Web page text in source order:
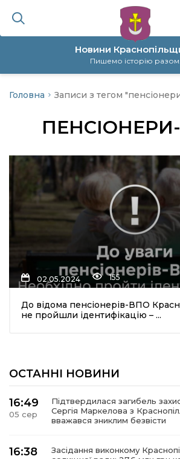
Новини
Пишемо історію разом.
політика
Головна Записи з тегом
02.05.2024 155
До відома пенсіонерів-ВПО
не пройшли ідентифікацію – ...
ОСТАННІ НОВИНИ
16:49
05 сер
Підтвердилася загибель
Сергія Маркелова з
вважався зниклим безвісти
16:38
Засідання виконкому